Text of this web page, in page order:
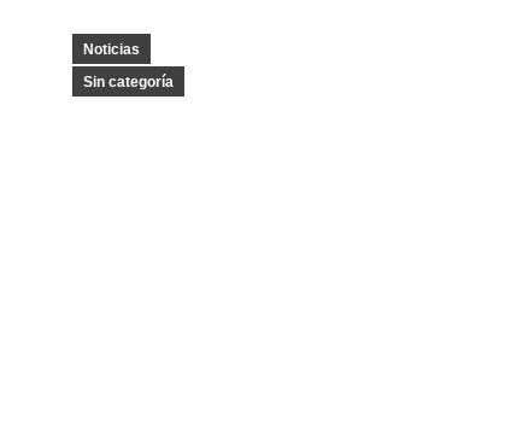
Noticias
Sin categoría